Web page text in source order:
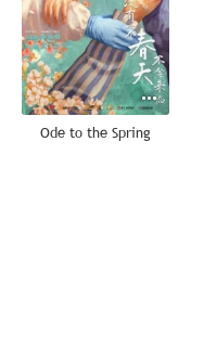
Ode to the Spring